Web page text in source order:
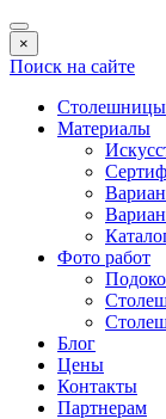
×
Поиск на сайте
Столешницы
Материалы
Фото работ
Блог
Цены
Контакты
Партнерам